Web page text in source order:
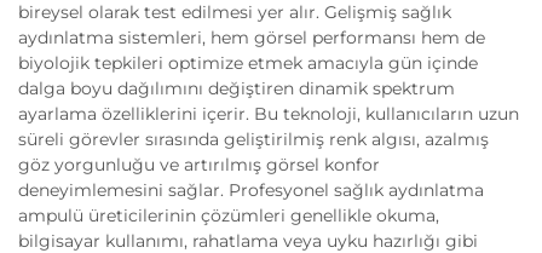
bireysel olarak test edilmesi yer alır. Gelişmiş sağlık
aydınlatma sistemleri, hem görsel performansı hem de
biyolojik tepkileri optimize etmek amacıyla gün içinde
dalga boyu dağılımını değiştiren dinamik spektrum
ayarlama özelliklerini içerir. Bu teknoloji, kullanıcıların uzun
süreli görevler sırasında geliştirilmiş renk algısı, azalmış
göz yorgunluğu ve artırılmış görsel konfor
deneyimlemesini sağlar. Profesyonel sağlık aydınlatma
ampulü üreticilerinin çözümleri genellikle okuma,
bilgisayar kullanımı, rahatlama veya uyku hazırlığı gibi